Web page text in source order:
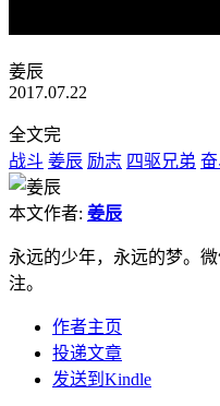
姜辰
2017.07.22
全文完
战斗 姜辰 励志 四驱兄弟
本文作者: 姜辰
永远的少年，永远的梦。
注。
作者主页
投递文章
发送到Kindle